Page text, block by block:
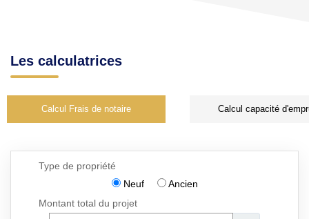
Les calculatrices
Calcul Frais de notaire Calcul capacité